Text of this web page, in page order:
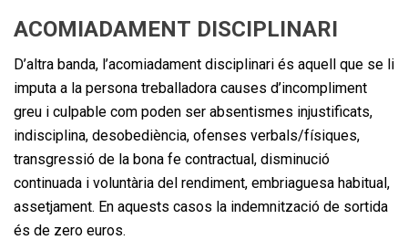
ACOMIADAMENT DISCIPLINARI
D’altra banda, l’acomiadament disciplinari és aquell que se li
imputa a la persona treballadora causes d’incompliment
greu i culpable com poden ser absentismes injustificats,
indisciplina, desobediència, ofenses verbals/físiques,
transgressió de la bona fe contractual, disminució
continuada i voluntària del rendiment, embriaguesa habitual,
assetjament. En aquests casos la indemnització de sortida
és de zero euros.